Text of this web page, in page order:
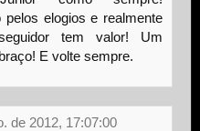
pelos elogios e realmente
tem valor! Um
E volte sempre.
de 2012, 17:07:00